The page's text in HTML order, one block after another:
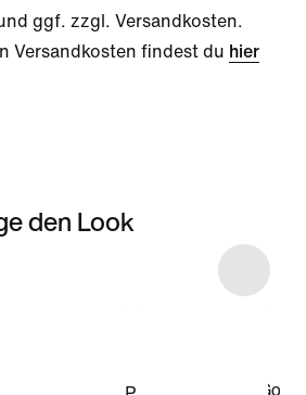
ggf. zzgl. Versandkosten.
Versandkosten findest du hier
den Look